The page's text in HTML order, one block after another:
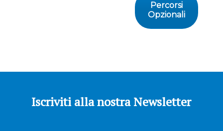
Percorsi
Opzionali
Iscriviti alla nostra Newsletter